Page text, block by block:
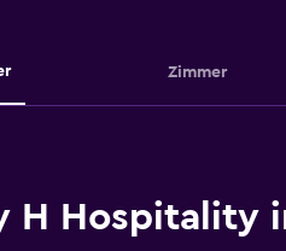
Zimmer
H Hospitality